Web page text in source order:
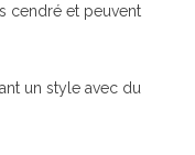
cendré et peuvent
un style avec du